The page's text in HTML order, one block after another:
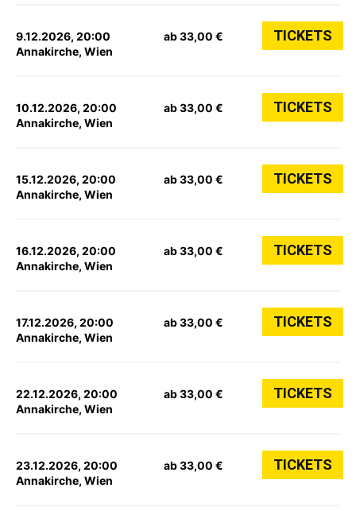
9.12.2026, 20:00
Annakirche, Wien
ab 33,00 € TICKETS
10.12.2026, 20:00
Annakirche, Wien
ab 33,00 € TICKETS
15.12.2026, 20:00
Annakirche, Wien
ab 33,00 € TICKETS
16.12.2026, 20:00
Annakirche, Wien
ab 33,00 € TICKETS
17.12.2026, 20:00
Annakirche, Wien
ab 33,00 € TICKETS
22.12.2026, 20:00
Annakirche, Wien
ab 33,00 € TICKETS
23.12.2026, 20:00
Annakirche, Wien
ab 33,00 € TICKETS